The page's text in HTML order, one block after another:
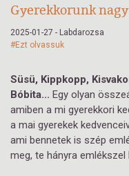
Gyerekkorunk
2025-01-27 - Labdarozsa
#Ezt olvassuk
Süsü, Kippkopp,
Bóbita... Egy olyan
amiben a mi gyerekkori
a mai gyerekek
ami bennetek is szép
meg, te hányra emlékszel